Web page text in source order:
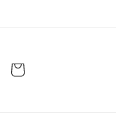
Kosár